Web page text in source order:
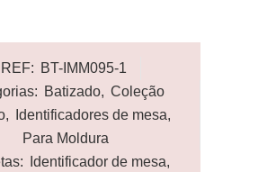
REF: BT-IMM095-1
Batizado, Coleção
, Identificadores de mesa,
Para Moldura
Identificador de mesa,